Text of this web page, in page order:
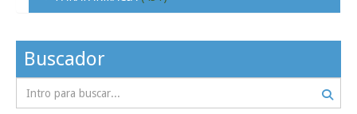
Buscador